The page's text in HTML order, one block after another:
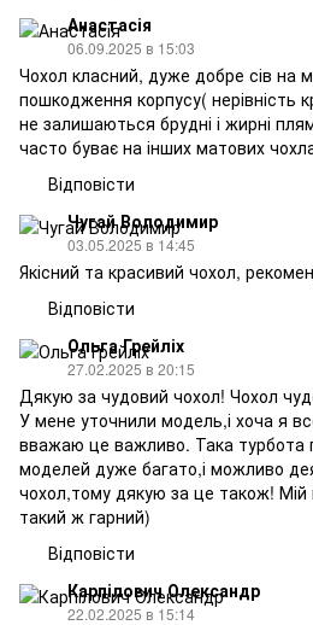
Анастасія
06.09.2025 в 15:03
Чохол класний, дуже добре сів на
пошкодження корпусу( нерівність
не залишаються брудні і жирні
часто буває на інших матових
Відповісти
Чугай Володимир
03.05.2025 в 14:45
Якісний та красивий чохол,
Відповісти
Ольга Грейліх
27.02.2025 в 20:15
Дякую за чудовий чохол! Чохол
У мене уточнили модель,і хоча я
вважаю це важливо. Така турбота
моделей дуже багато,і можливо
чохол,тому дякую за це також! Мій
такий ж гарний)
Відповісти
Карпілович Олександр
22.02.2025 в 15:14